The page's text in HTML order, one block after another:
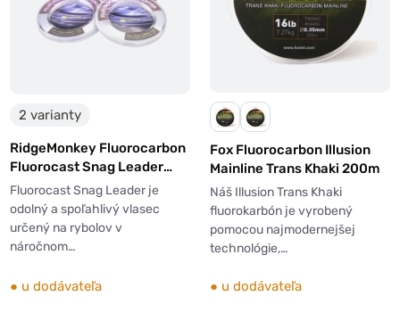
2 varianty
RidgeMonkey Fluorocarbon
Fluorocast Snag Leader
Clear 100m
Fluorocast Snag Leader je
odolný a spoľahlivý vlasec
určený na rybolov v
náročnom…
● u dodávateľa
Fox Fluorocarbon Illusion
Mainline Trans Khaki 200m
Náš Illusion Trans Khaki
fluorokarbón je vyrobený
pomocou najmodernejšej
technológie,…
● u dodávateľa